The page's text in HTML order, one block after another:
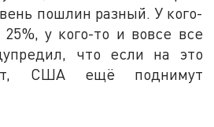
пошлин разный. У кого-
у кого-то и вовсе все
что если на это
США ещё поднимут